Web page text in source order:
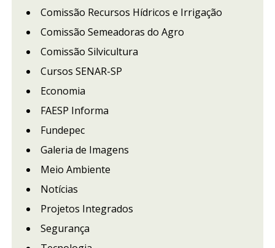
Comissão Recursos Hídricos e Irrigação
Comissão Semeadoras do Agro
Comissão Silvicultura
Cursos SENAR-SP
Economia
FAESP Informa
Fundepec
Galeria de Imagens
Meio Ambiente
Notícias
Projetos Integrados
Segurança